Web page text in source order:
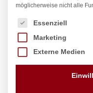
möglicherweise nicht alle
Es folgt eine Liste der
Essenziell
Marketing
Externe Medien